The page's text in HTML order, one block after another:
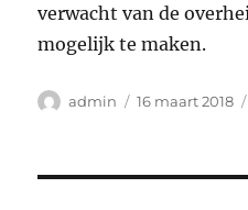
verwacht van de
mogelijk te maken.
Auteur
admin
Geplaatst
16 maart 2018